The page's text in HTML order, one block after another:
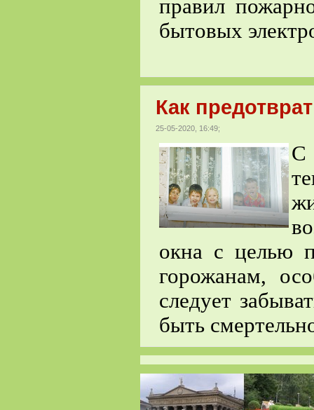
правил
бытовых
Как
25-05-2020, 16:49;
С
окна с целью
горожанам,
следует
быть